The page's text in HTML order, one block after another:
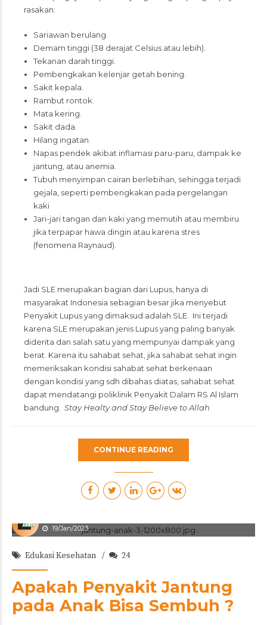
rasakan:
Sariawan berulang.
Demam tinggi (38 derajat Celsius atau lebih).
Tekanan darah tinggi.
Pembengkakan kelenjar getah bening.
Sakit kepala.
Rambut rontok.
Mata kering.
Sakit dada.
Hilang ingatan.
Napas pendek akibat inflamasi paru-paru, dampak ke
jantung, atau anemia.
Tubuh menyimpan cairan berlebihan, sehingga terjadi
gejala, seperti pembengkakan pada pergelangan
kaki
Jari-jari tangan dan kaki yang memutih atau membiru
jika terpapar hawa dingin atau karena stres
(fenomena Raynaud).
Jadi SLE merupakan bagian dari Lupus, hanya di
masyarakat Indonesia sebagian besar jika menyebut
Penyakit Lupus yang dimaksud adalah SLE. Ini terjadi
karena SLE merupakan jenis Lupus yang paling banyak
diderita dan salah satu yang mempunyai dampak yang
berat. Karena itu sahabat sehat, jika sahabat sehat ingin
memeriksakan kondisi sahabat sehat berkenaan
dengan kondisi yang sdh dibahas diatas, sahabat sehat
dapat mendatangi poliklinik Penyakit Dalam RS Al Islam
bandung. Stay Healty and Stay Believe to Allah
CONTINUE READING
19/Jan/2023
Edukasi Kesehatan 24
Apakah Penyakit Jantung
pada Anak Bisa Sembuh ?